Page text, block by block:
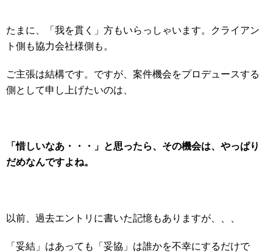
たまに、「我を貫く」方もいらっしゃいます。クライアン
ト側も協力会社様側も。
ご主張は結構です。ですが、案件機会をプロデュースする
側として申し上げたいのは、
「惜しいなあ・・・」と思ったら、その機会は、やっぱり
だめなんですよね。
以前、過去エントリに書いた記憶もありますが、、、
「妥結」はあっても「妥協」は誰かを不幸にするだけで